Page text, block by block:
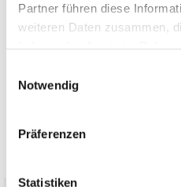
Partner führen diese
weiteren Daten zusammen,
Notwendig
Präferenzen
Statistiken